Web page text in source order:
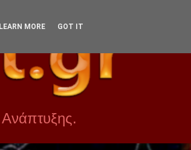
LEARN MORE GOT IT